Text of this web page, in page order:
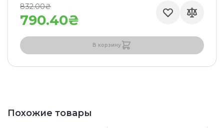
790.40₴
832.00₴
В корзину
Похожие товары